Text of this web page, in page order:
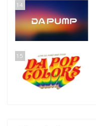
14
15